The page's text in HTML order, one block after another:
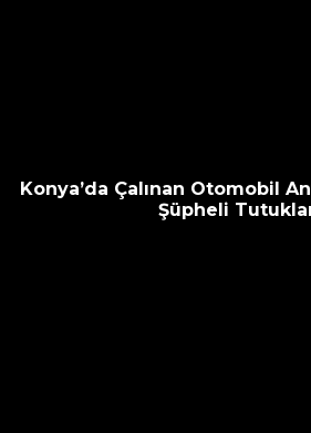
Konya’da Çalınan Otomobil
Şüpheli